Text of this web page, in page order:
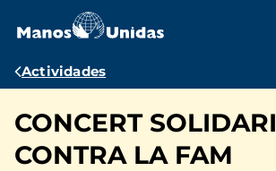
contenido
Ruta
navegación
Actividades
CONCERT SOLIDARI
CONTRA LA FAM